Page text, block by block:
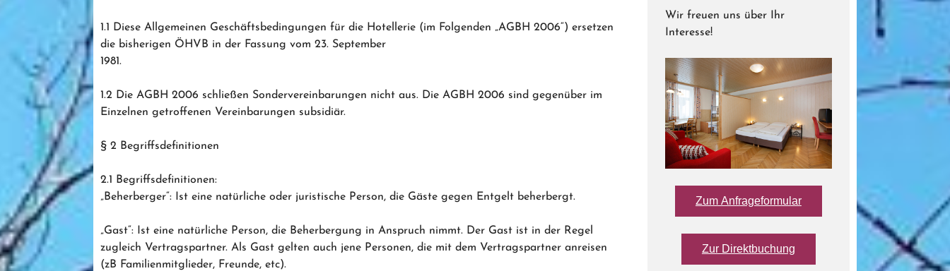
1.1 Diese Allgemeinen Geschäftsbedingungen für die Hotellerie (im Folgenden „AGBH 2006“) ersetzen
die bisherigen ÖHVB in der Fassung vom 23. September
1981.
1.2 Die AGBH 2006 schließen Sondervereinbarungen nicht aus. Die AGBH 2006 sind gegenüber im
Einzelnen getroffenen Vereinbarungen subsidiär.
§ 2 Begriffsdefinitionen
2.1 Begriffsdefinitionen:
„Beherberger“: Ist eine natürliche oder juristische Person, die Gäste gegen Entgelt beherbergt.
„Gast“: Ist eine natürliche Person, die Beherbergung in Anspruch nimmt. Der Gast ist in der Regel
zugleich Vertragspartner. Als Gast gelten auch jene Personen, die mit dem Vertragspartner anreisen
(zB Familienmitglieder, Freunde, etc).
Wir freuen uns über Ihr
Interesse!
Zum Anfrageformular
Zur Direktbuchung